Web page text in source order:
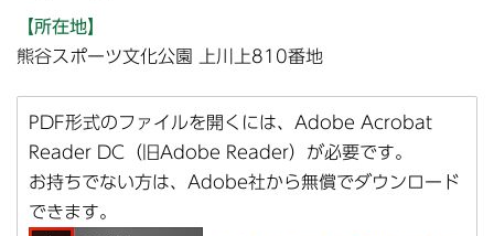
【所在地】
熊谷スポーツ文化公園 上川上810番地
PDF形式のファイルを開くには、Adobe Acrobat
Reader DC（旧Adobe Reader）が必要です。
お持ちでない方は、Adobe社から無償でダウンロード
できます。